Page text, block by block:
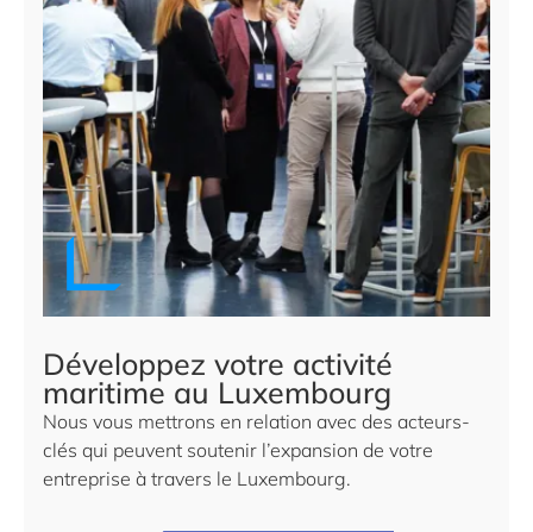
Développez votre activité
maritime au Luxembourg
Nous vous mettrons en relation avec des acteurs-
clés qui peuvent soutenir l’expansion de votre
entreprise à travers le Luxembourg.